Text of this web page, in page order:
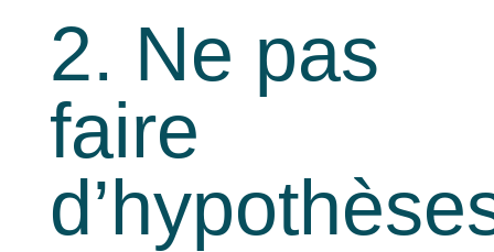
2. Ne pas
faire